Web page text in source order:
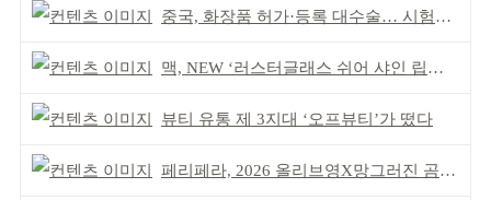
중국, 화장품 허가·등록 대수술… 시험자료 공용 허용
맥, NEW ‘러스터글래스 쉬어 샤인 립스틱’ 출시
뷰티 유통 제 3지대 ‘오프뷰티’가 떴다
페리페라, 2026 올리브영X망그러진 곰 콜라보